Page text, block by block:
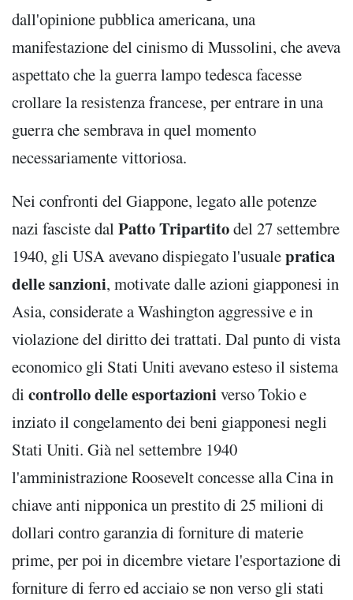
dall'opinione pubblica americana, una
manifestazione del cinismo di Mussolini, che aveva
aspettato che la guerra lampo tedesca facesse
crollare la resistenza francese, per entrare in una
guerra che sembrava in quel momento
necessariamente vittoriosa.
Nei confronti del Giappone, legato alle potenze
nazi fasciste dalPatto Tripartitodel 27 settembre
1940, gli USA avevano dispiegato l'usualepratica
delle sanzioni, motivate dalle azioni giapponesi in
Asia, considerate a Washington aggressive e in
violazione del diritto dei trattati. Dal punto di vista
economico gli Stati Uniti avevano esteso il sistema
di controllo delle esportazioniverso Tokio e
inziato il congelamento dei beni giapponesi negli
Stati Uniti. Già nel settembre 1940
l'amministrazione Roosevelt concesse alla Cina in
chiave anti nipponica un prestito di 25 milioni di
dollari contro garanzia di forniture di materie
prime, per poi in dicembre vietare l'esportazione di
forniture di ferro ed acciaio se non verso gli stati